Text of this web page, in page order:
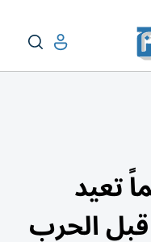
فيلماً تعيد
الحرب